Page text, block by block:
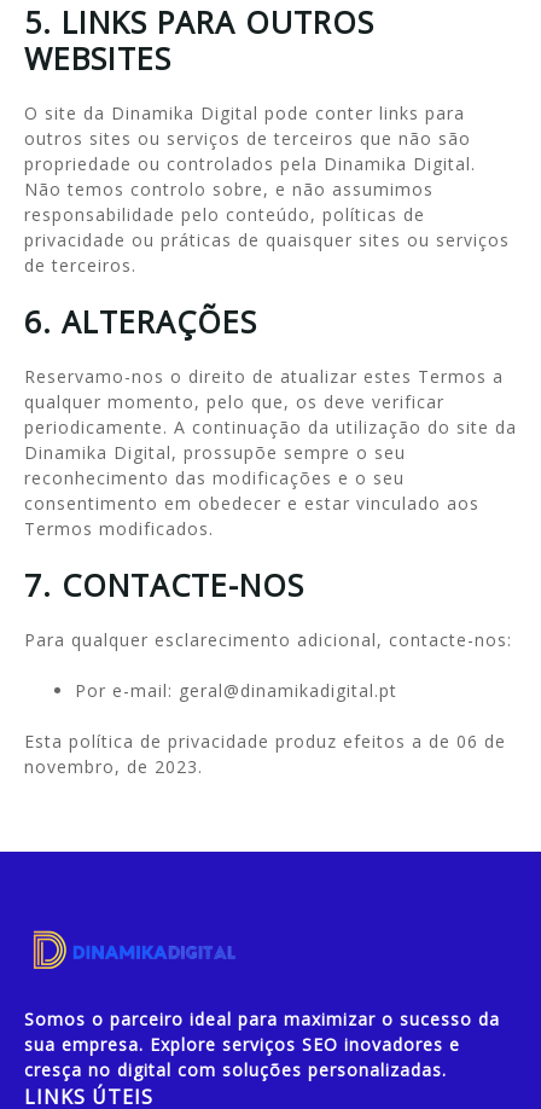
5. LINKS PARA OUTROS
WEBSITES
O site da Dinamika Digital pode conter links para
outros sites ou serviços de terceiros que não são
propriedade ou controlados pela Dinamika Digital.
Não temos controlo sobre, e não assumimos
responsabilidade pelo conteúdo, políticas de
privacidade ou práticas de quaisquer sites ou serviços
de terceiros.
6. ALTERAÇÕES
Reservamo-nos o direito de atualizar estes Termos a
qualquer momento, pelo que, os deve verificar
periodicamente. A continuação da utilização do site da
Dinamika Digital, prossupõe sempre o seu
reconhecimento das modificações e o seu
consentimento em obedecer e estar vinculado aos
Termos modificados.
7. CONTACTE-NOS
Para qualquer esclarecimento adicional, contacte-nos:
Por e-mail: geral@dinamikadigital.pt
Esta política de privacidade produz efeitos a de 06 de
novembro, de 2023.
Somos o parceiro ideal para maximizar o sucesso da
sua empresa. Explore serviços SEO inovadores e
cresça no digital com soluções personalizadas.
LINKS ÚTEIS